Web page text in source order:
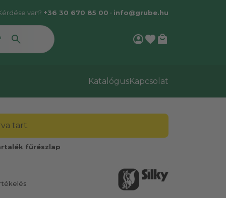
van? +36 30 670 85 00 • info@grube.hu
account_circlefavorite local_mall
KatalógusKapcsolat
tart.
fűrészlap